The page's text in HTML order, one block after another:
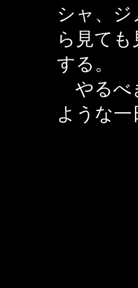
シャ、
ら見て
する。
やるべ
ような一